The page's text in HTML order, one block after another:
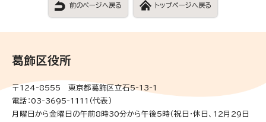
前のページへ戻る トップページへ戻る
葛飾区役所
〒124-8555 東京都葛飾区立石5-13-1
電話：03-3695-1111（代表）
月曜日から金曜日の午前8時30分から午後5時(祝日・休日、12月29日